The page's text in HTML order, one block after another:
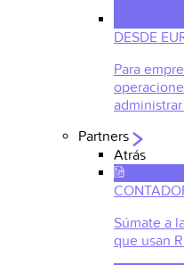
DESDE
Para
Partners
Atrás
Súmate a
que usan